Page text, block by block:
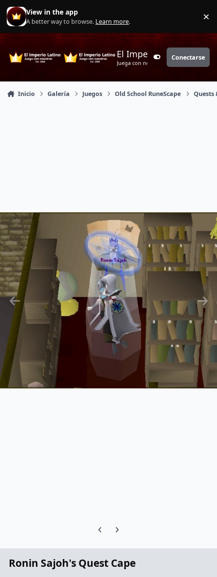
Saltar a contenido
View in the app
A better way to browse. Learn more. ×
El Imperio Latino
Juega con nosotrosCustomizer
Conectarse
Inicio Galería Juegos Old School RuneScape Quests
Previous carousel slide
Next carousel slide
Ronin Sajoh's Quest Cape